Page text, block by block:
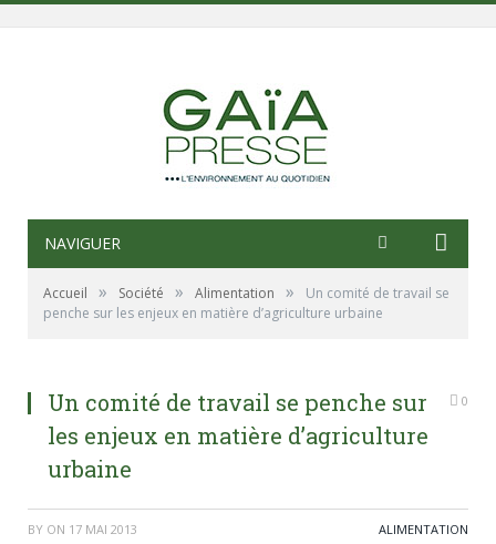
NAVIGUER
Accueil » Société » Alimentation »
Un comité de travail se
penche sur les enjeux en matière d’agriculture urbaine
Un comité de travail se penche sur
les enjeux en matière d’agriculture
urbaine
0
BY ON 17 MAI 2013 ALIMENTATION